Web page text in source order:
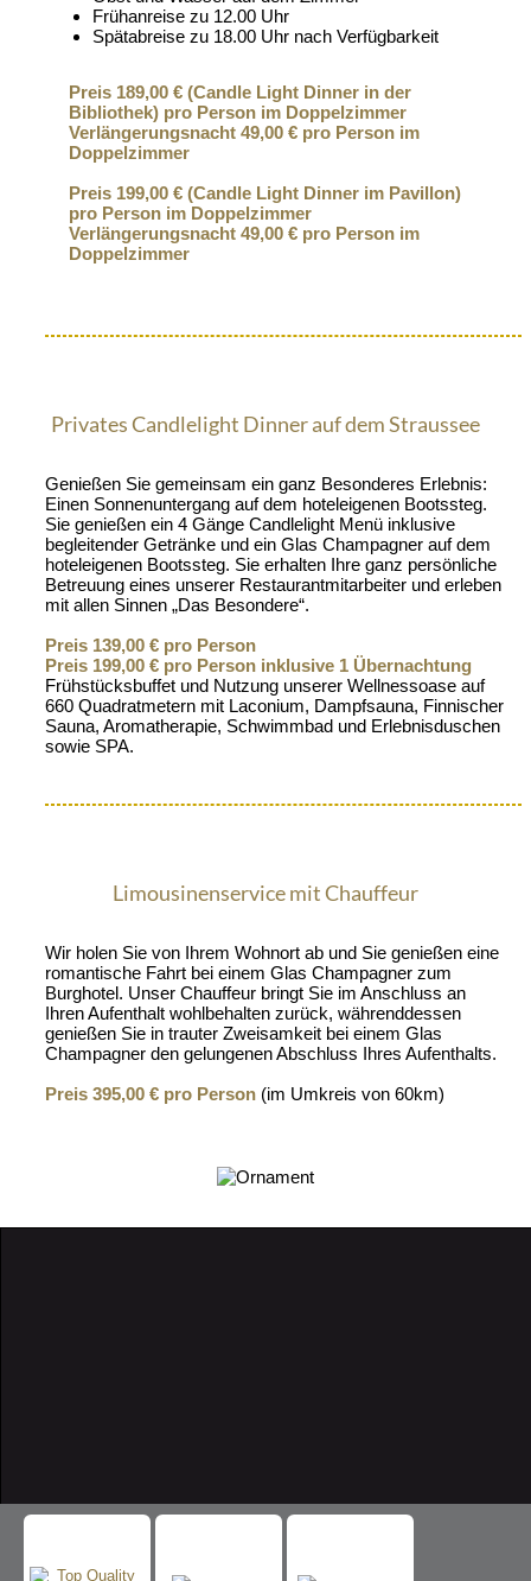
Frühanreise zu 12.00 Uhr
Spätabreise zu 18.00 Uhr nach Verfügbarkeit
Preis 189,00 € (Candle Light Dinner in der
Bibliothek) pro Person im Doppelzimmer
Verlängerungsnacht 49,00 € pro Person im
Doppelzimmer
Preis 199,00 € (Candle Light Dinner im Pavillon)
pro Person im Doppelzimmer
Verlängerungsnacht 49,00 € pro Person im
Doppelzimmer
Privates Candlelight Dinner auf dem Straussee
Genießen Sie gemeinsam ein ganz Besonderes Erlebnis:
Einen Sonnenuntergang auf dem hoteleigenen Bootssteg.
Sie genießen ein 4 Gänge Candlelight Menü inklusive
begleitender Getränke und ein Glas Champagner auf dem
hoteleigenen Bootssteg. Sie erhalten Ihre ganz persönliche
Betreuung eines unserer Restaurantmitarbeiter und erleben
mit allen Sinnen „Das Besondere“.
Preis 139,00 € pro Person
Preis 199,00 € pro Person inklusive 1 Übernachtung
Frühstücksbuffet und Nutzung unserer Wellnessoase auf
660 Quadratmetern mit Laconium, Dampfsauna, Finnischer
Sauna, Aromatherapie, Schwimmbad und Erlebnisduschen
sowie SPA.
Limousinenservice mit Chauffeur
Wir holen Sie von Ihrem Wohnort ab und Sie genießen eine
romantische Fahrt bei einem Glas Champagner zum
Burghotel. Unser Chauffeur bringt Sie im Anschluss an
Ihren Aufenthalt wohlbehalten zurück, währenddessen
genießen Sie in trauter Zweisamkeit bei einem Glas
Champagner den gelungenen Abschluss Ihres Aufenthalts.
Preis 395,00 € pro Person(im Umkreis von 60km)